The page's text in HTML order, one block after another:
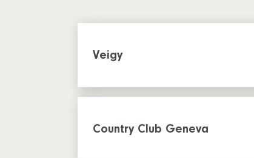
Veigy
Country Club Geneva